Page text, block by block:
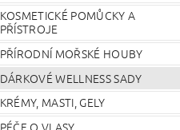
KOSMETICKÉ POMŮCKY A
PŘÍSTROJE
PŘÍRODNÍ MOŘSKÉ HOUBY
DÁRKOVÉ WELLNESS SADY
KRÉMY, MASTI, GELY
PÉČE O VLASY